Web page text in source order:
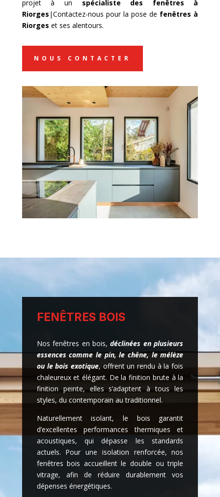
projet à un spécialiste des fenêtres à
Riorges |Contactez-nous pour la pose de fenêtres à
Riorges et ses alentours.
NOUS CONTACTER
FENÊTRES BOIS
Nos fenêtres en bois,déclinées en plusieurs
essences comme le pin, le chêne, le mélèze
ou le bois exotique, offrent un rendu à la fois
chaleureux et élégant. De la finition brute à la
finition peinte, elles s’adaptent à tous les
styles, du contemporain au traditionnel.
Naturellement isolant, le bois garantit
d’excellentes performances thermiques et
acoustiques, qui dépasse les standards
actuels. Pour une isolation renforcée, nos
fenêtres bois accueillent le double ou triple
vitrage, afin de réduire durablement vos
dépenses énergétiques.